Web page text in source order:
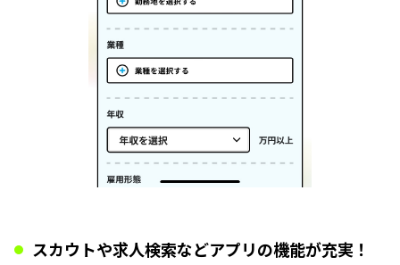
スカウトや求人検索などアプリの機能が充実！